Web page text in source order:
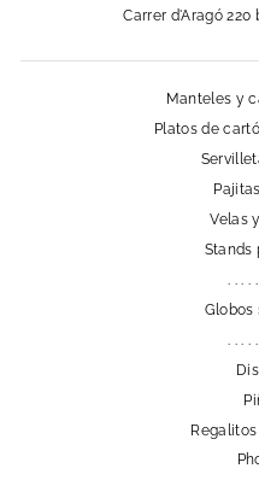
Carrer d'Aragó 220
Manteles y
Platos de
Velas
Stands
Globos